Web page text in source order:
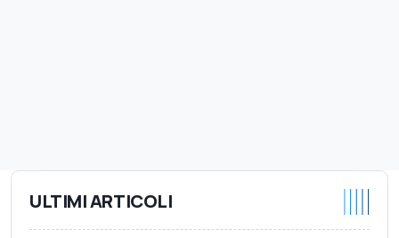
ULTIMI ARTICOLI